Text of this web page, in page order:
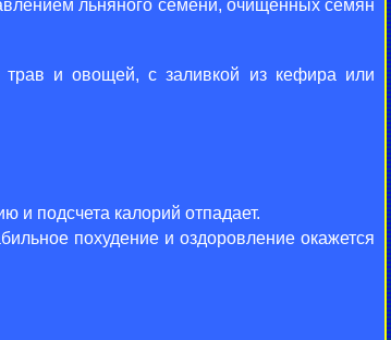
льняного семени, очищенных семян
и овощей, с заливкой из кефира или
и подсчета калорий отпадает.
похудение и оздоровление окажется